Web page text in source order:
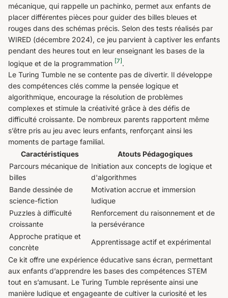
mécanique, qui rappelle un pachinko, permet aux enfants de
placer différentes pièces pour guider des billes bleues et
rouges dans des schémas précis. Selon des tests réalisés par
WIRED (décembre 2024), ce jeu parvient à captiver les enfants
pendant des heures tout en leur enseignant les bases de la
logique et de la programmation [7] .
Le Turing Tumble ne se contente pas de divertir. Il développe
des compétences clés comme la pensée logique et
algorithmique, encourage la résolution de problèmes
complexes et stimule la créativité grâce à des défis de
difficulté croissante. De nombreux parents rapportent même
s’être pris au jeu avec leurs enfants, renforçant ainsi les
moments de partage familial.
Caractéristiques
Atouts Pédagogiques
Parcours mécanique de
billes
Initiation aux concepts de logique et
d'algorithmes
Bande dessinée de
science-fiction
Motivation accrue et immersion
ludique
Puzzles à difficulté
croissante
Renforcement du raisonnement et de
la persévérance
Approche pratique et
concrète
Apprentissage actif et expérimental
Ce kit offre une expérience éducative sans écran, permettant
aux enfants d’apprendre les bases des compétences STEM
tout en s’amusant. Le Turing Tumble représente ainsi une
manière ludique et engageante de cultiver la curiosité et les